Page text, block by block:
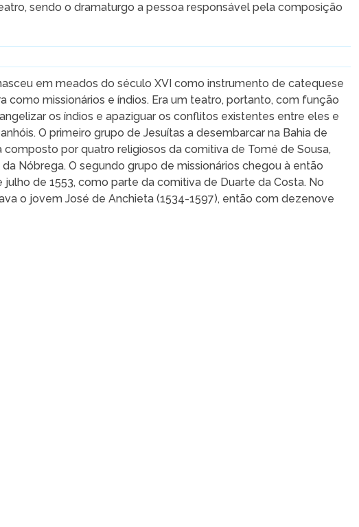
sendo o dramaturgo a pessoa responsável pela composição
em meados do século XVI como instrumento de catequese
como missionários e índios. Era um teatro, portanto, com função
os índios e apaziguar os conflitos existentes entre eles e
O primeiro grupo de Jesuítas a desembarcar na Bahia de
composto por quatro religiosos da comitiva de Tomé de Sousa,
Nóbrega. O segundo grupo de missionários chegou à então
julho de 1553, como parte da comitiva de Duarte da Costa. No
o jovem José de Anchieta (1534-1597), então com dezenove